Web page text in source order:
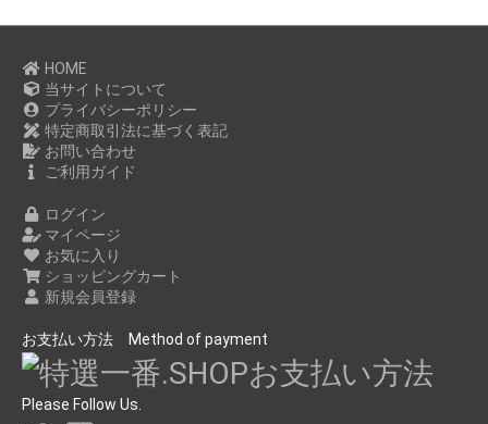
HOME
当サイトについて
プライバシーポリシー
特定商取引法に基づく表記
お問い合わせ
ご利用ガイド
ログイン
マイページ
お気に入り
ショッピングカート
新規会員登録
お支払い方法 Method of payment
Please Follow Us.